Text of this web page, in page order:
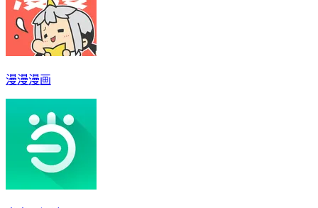
漫漫漫画